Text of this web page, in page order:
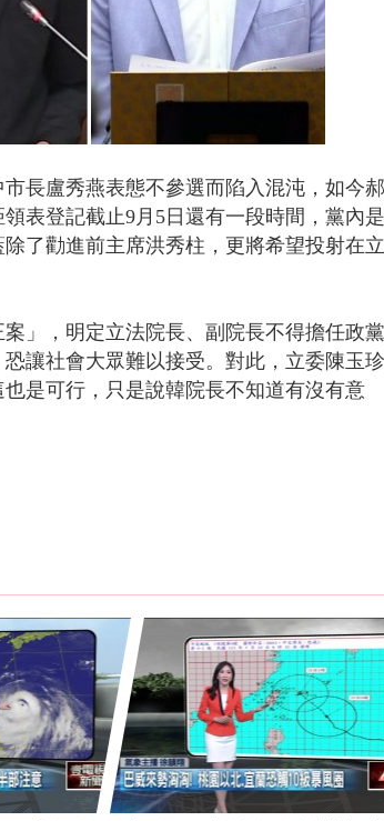
長盧秀燕表態不參選而陷入混沌，如今
表登記截止9月5日還有一段時間，黨內
了勸進前主席洪秀柱，更將希望投射在
」，明定立法院長、副院長不得擔任政
讓社會大眾難以接受。對此，立委陳玉
是可行，只是說韓院長不知道有沒有意